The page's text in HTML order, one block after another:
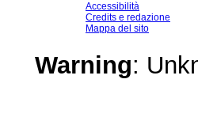
Accessibilità
Credits e redazione
Mappa del sito
Warning: